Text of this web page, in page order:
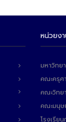
หน่วยง
มหาวิทย
คณะครุศ
คณะวิทย
คณะมนุษ
โรงเรีย